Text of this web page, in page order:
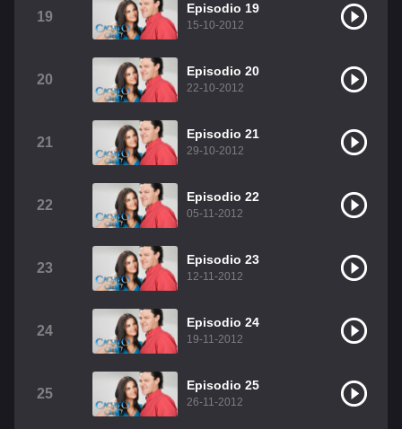
19
Episodio 19
15-10-2012
20
Episodio 20
22-10-2012
21
Episodio 21
29-10-2012
22
Episodio 22
05-11-2012
23
Episodio 23
12-11-2012
24
Episodio 24
19-11-2012
25
Episodio 25
26-11-2012